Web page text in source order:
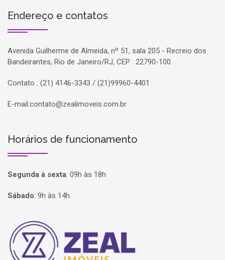
Endereço e contatos
Avenida Guilherme de Almeida, nº 51, sala 205 - Recreio dos
Bandeirantes, Rio de Janeiro/RJ, CEP : 22790-100.
Contato : (21) 4146-3343 / (21)99960-4401
E-mail:contato@zealimoveis.com.br
Horários de funcionamento
Segunda à sexta: 09h às 18h
Sábado: 9h às 14h
Página inicial